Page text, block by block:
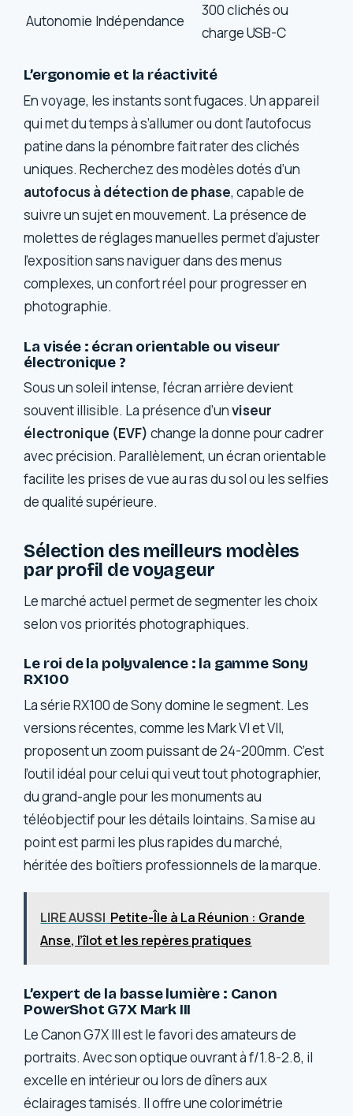
Autonomie Indépendance
300 clichés ou
charge USB-C
L’ergonomie et la réactivité
En voyage, les instants sont fugaces. Un appareil
qui met du temps à s’allumer ou dont l’autofocus
patine dans la pénombre fait rater des clichés
uniques. Recherchez des modèles dotés d’un
autofocus à détection de phase, capable de
suivre un sujet en mouvement. La présence de
molettes de réglages manuelles permet d’ajuster
l’exposition sans naviguer dans des menus
complexes, un confort réel pour progresser en
photographie.
La visée : écran orientable ou viseur
électronique ?
Sous un soleil intense, l’écran arrière devient
souvent illisible. La présence d’unviseur
électronique (EVF) change la donne pour cadrer
avec précision. Parallèlement, un écran orientable
facilite les prises de vue au ras du sol ou les selfies
de qualité supérieure.
Sélection des meilleurs modèles
par profil de voyageur
Le marché actuel permet de segmenter les choix
selon vos priorités photographiques.
Le roi de la polyvalence : la gamme Sony
RX100
La série RX100 de Sony domine le segment. Les
versions récentes, comme les Mark VI et VII,
proposent un zoom puissant de 24-200mm. C’est
l’outil idéal pour celui qui veut tout photographier,
du grand-angle pour les monuments au
téléobjectif pour les détails lointains. Sa mise au
point est parmi les plus rapides du marché,
héritée des boîtiers professionnels de la marque.
LIRE AUSSI Petite-Île à La Réunion : Grande
Anse, l’îlot et les repères pratiques
L’expert de la basse lumière : Canon
PowerShot G7X Mark III
Le Canon G7X III est le favori des amateurs de
portraits. Avec son optique ouvrant à f/1.8-2.8, il
excelle en intérieur ou lors de dîners aux
éclairages tamisés. Il offre une colorimétrie